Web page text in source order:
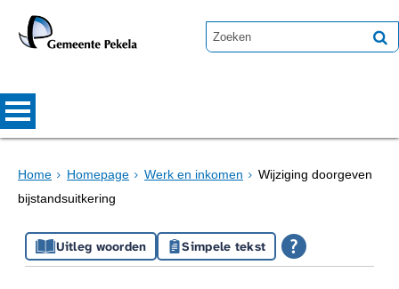
Home Homepage Werk en inkomen
Wijziging doorgeven
bijstandsuitkering
Uitleg woorden Simpele tekst